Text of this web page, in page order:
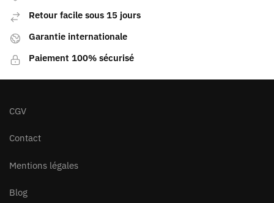
Retour facile sous 15 jours
Garantie internationale
Paiement 100% sécurisé
CGV
Contact
Mentions légales
Blog